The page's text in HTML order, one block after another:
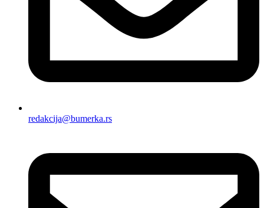
redakcija@bumerka.rs